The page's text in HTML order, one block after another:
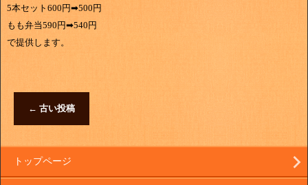
5本セット600円➡500円
もも弁当590円➡540円
で提供します。
← 古い投稿
トップページ